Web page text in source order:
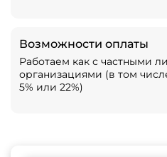
Возможности оплаты
Работаем как с частными
организациями (в том
5% или 22%)